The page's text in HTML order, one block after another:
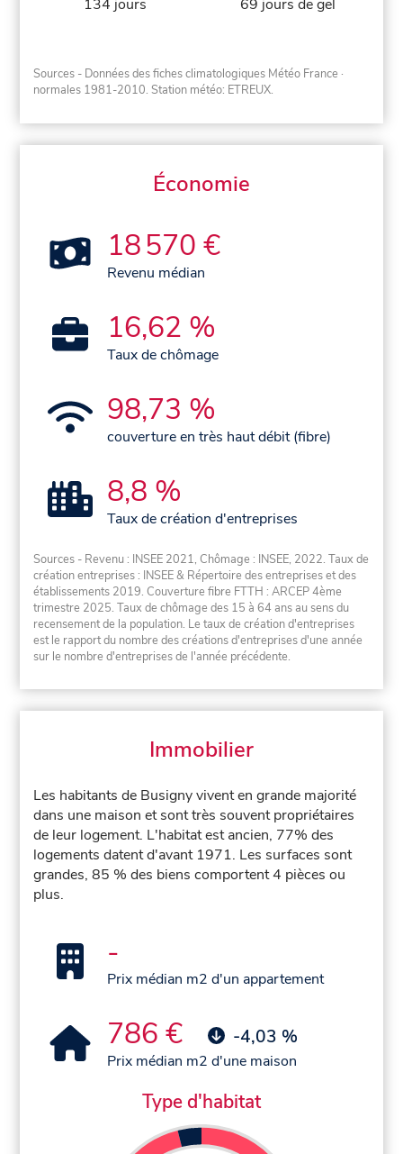
134 jours 69 jours de gel
Sources - Données des fiches climatologiques Météo France ·
normales 1981-2010. Station météo: ETREUX.
Économie
18 570 €
Revenu médian
16,62 %
Taux de chômage
98,73 %
couverture en très haut débit (fibre)
8,8 %
Taux de création d'entreprises
Sources - Revenu : INSEE 2021, Chômage : INSEE, 2022. Taux de
création entreprises : INSEE & Répertoire des entreprises et des
établissements 2019. Couverture fibre FTTH : ARCEP 4ème
trimestre 2025. Taux de chômage des 15 à 64 ans au sens du
recensement de la population. Le taux de création d'entreprises
est le rapport du nombre des créations d'entreprises d'une année
sur le nombre d'entreprises de l'année précédente.
Immobilier
Les habitants de Busigny vivent en grande majorité
dans une maison et sont très souvent propriétaires
de leur logement. L'habitat est ancien, 77% des
logements datent d'avant 1971. Les surfaces sont
grandes, 85 % des biens comportent 4 pièces ou
plus.
-
Prix médian m2 d'un appartement
786 € -4,03 %
Prix médian m2 d'une maison
Type d'habitat